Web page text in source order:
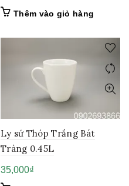
Thêm vào giỏ hàng
Ly sứ Thóp Trắng Bát
Tràng 0.45L
35,000₫